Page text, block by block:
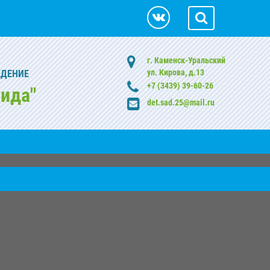
г. Каменск-Уральский
ул. Кирова, д.13
+7 (3439) 39-60-26
det.sad.25@mail.ru